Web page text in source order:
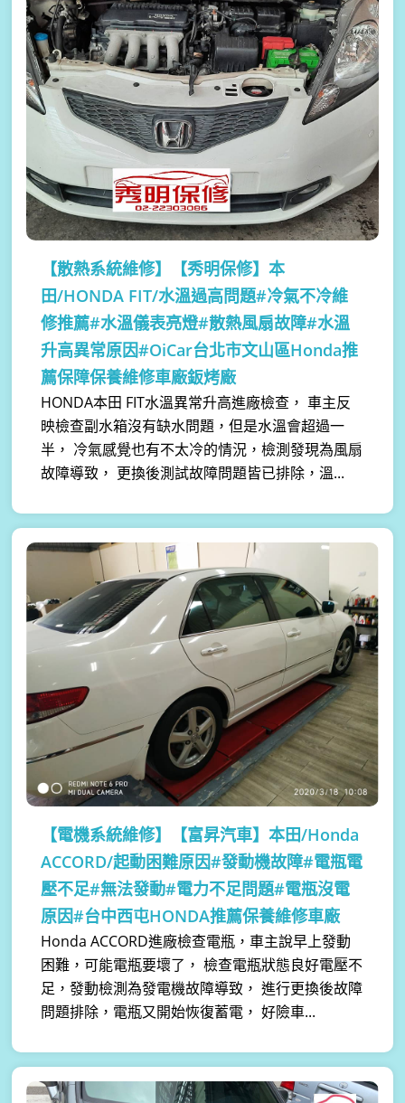
【散熱系統維修】
【秀明保修】本
田/HONDA FIT/水溫過高問題#冷氣不冷維
修推薦#水溫儀表亮燈#散熱風扇故障#水溫
升高異常原因#OiCar台北市文山區Honda推
薦保障保養維修車廠鈑烤廠
HONDA本田 FIT水溫異常升高進廠檢查， 車主反
映檢查副水箱沒有缺水問題，但是水溫會超過一
半， 冷氣感覺也有不太冷的情況，檢測發現為風扇
故障導致， 更換後測試故障問題皆已排除，溫...
【電機系統維修】
【富昇汽車】本田/Honda
ACCORD/起動困難原因#發動機故障#電瓶電
壓不足#無法發動#電力不足問題#電瓶沒電
原因#台中西屯HONDA推薦保養維修車廠
Honda ACCORD進廠檢查電瓶，車主說早上發動
困難，可能電瓶要壞了， 檢查電瓶狀態良好電壓不
足，發動檢測為發電機故障導致， 進行更換後故障
問題排除，電瓶又開始恢復蓄電， 好險車...